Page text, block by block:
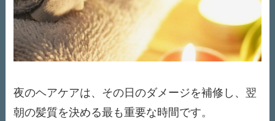
夜のヘアケアは、その日のダメージを補修し、翌
朝の髪質を決める最も重要な時間です。